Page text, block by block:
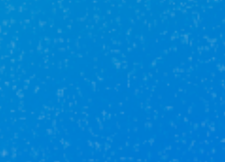
Безопасная оплата
напрямую
Все банки принимают